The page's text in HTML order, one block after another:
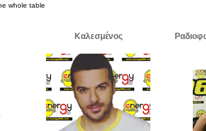
Καλεσμένος